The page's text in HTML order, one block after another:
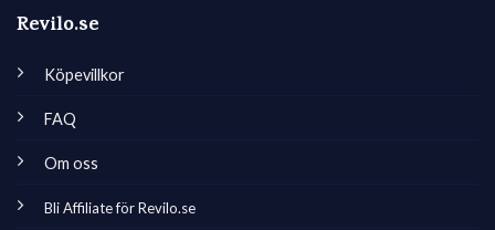
Revilo.se
Köpevillkor
FAQ
Om oss
Bli Affiliate för Revilo.se